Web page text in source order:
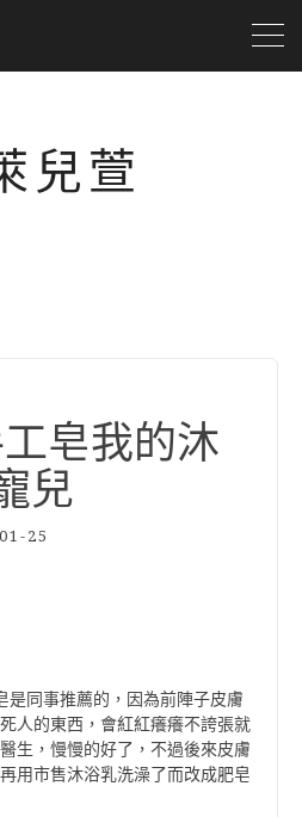
兒萱
皂我的沐
兒
25
是同事推薦的，因為前陣子皮膚
人的東西，會紅紅癢癢不誇張就
生，慢慢的好了，不過後來皮膚
用市售沐浴乳洗澡了而改成肥皂